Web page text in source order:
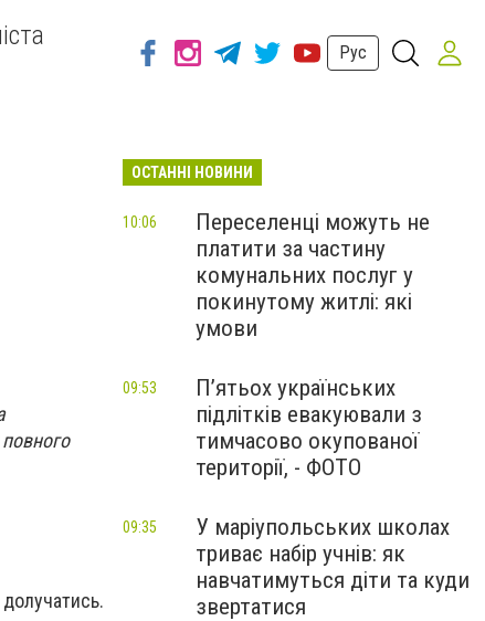
Рус
ОСТАННІ НОВИНИ
Переселенці можуть не
платити за частину
комунальних послуг у
покинутому житлі: які
умови
10:06
П’ятьох українських
підлітків евакуювали з
тимчасово окупованої
території, - ФОТО
09:53
У маріупольських школах
триває набір учнів: як
навчатимуться діти та куди
звертатися
09:35